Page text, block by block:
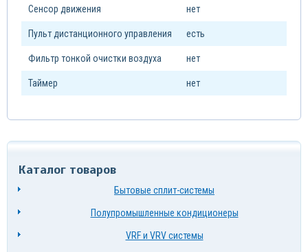
Сенсор движения нет
Пульт дистанционного управления есть
Фильтр тонкой очистки воздуха нет
Таймер нет
Каталог товаров
Бытовые сплит-системы
Полупромышленные кондиционеры
VRF и VRV системы